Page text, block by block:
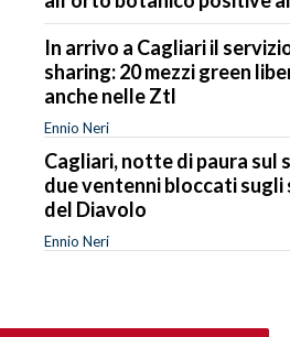
In arrivo a Cagliari il
sharing: 20 mezzi green
anche nelle Ztl
Ennio Neri
Cagliari, notte di paura sul
due ventenni bloccati sugli
del Diavolo
Ennio Neri